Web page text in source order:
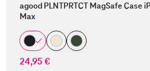
agood PLNTPRTCT MagSafe Case
Max
24,95 €